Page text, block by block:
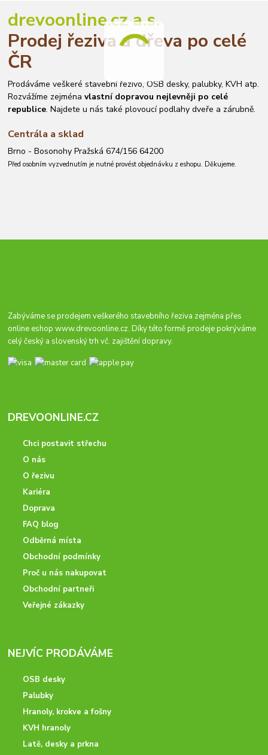
drevoonline.cz a.s.
Prodej řeziva a dřeva po celé
ČR
Prodáváme veškeré stavební řezivo, OSB desky, palubky, KVH atp.
Rozvážíme zejménavlastní dopravou nejlevněji po celé
republice. Najdete u nás také plovoucí podlahy dveře a zárubně.
Centrála a sklad
Brno - Bosonohy Pražská 674/156 64200
Před osobním vyzvednutím je nutné provést objednávku z eshopu. Děkujeme.
Zabýváme se prodejem veškerého stavebního řeziva zejména přes
online eshopwww.drevoonline.cz. Díky této formě prodeje pokrýváme
celý český a slovenský trh vč. zajištění dopravy.
DREVOONLINE.CZ
Chci postavit střechu
O nás
O řezivu
Kariéra
Doprava
FAQ blog
Odběrná místa
Obchodní podmínky
Proč u nás nakupovat
Obchodní partneři
Veřejné zákazky
NEJVÍC PRODÁVÁME
OSB desky
Palubky
Hranoly, krokve a fošny
KVH hranoly
Latě, desky a prkna